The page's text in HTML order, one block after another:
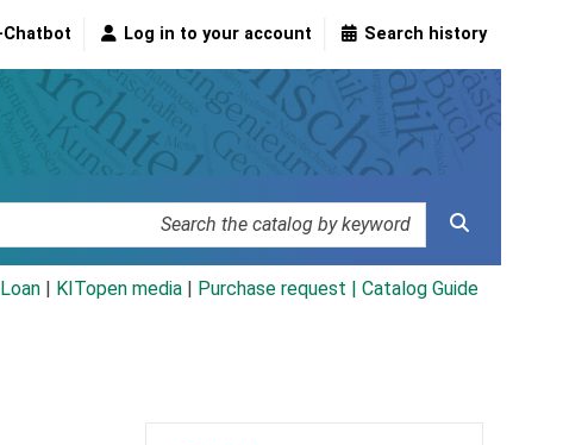
Chatbot Log in to your account Search history
KITopen media Purchase request | Catalog Guide